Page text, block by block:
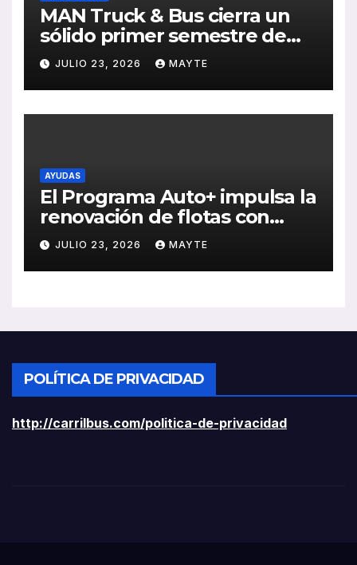
MAN Truck & Bus cierra un
sólido primer semestre de
2026 con crecimiento en
ventas, pedidos y
rentabilidad
JULIO 23, 2026 MAYTE
AYUDAS
El Programa Auto+ impulsa la
renovación de flotas con
ayudas a vehículos eléctricos
ligeros
JULIO 23, 2026 MAYTE
POLÍTICA DE PRIVACIDAD
http://carrilbus.com/politica-de-privacidad